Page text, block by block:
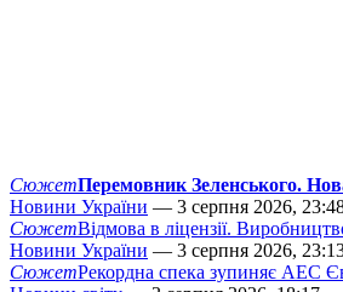
СюжетПеремовник Зеленського.
Новини України — 3 серпня 2026,
СюжетВідмова в ліцензії.
Новини України — 3 серпня 2026,
СюжетРекордна спека зупиняє АЕС